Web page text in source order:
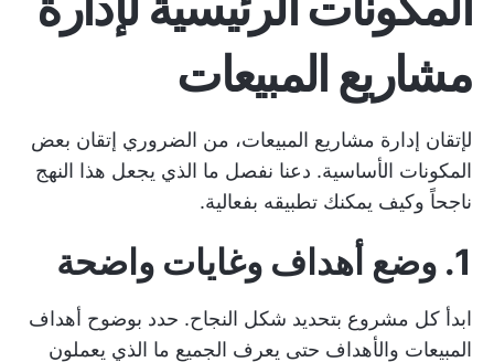
مشاريع المبيعات
لإتقان إدارة مشاريع المبيعات، من الضروري إتقان بعض
المكونات الأساسية. دعنا نفصل ما الذي يجعل هذا النهج
ناجحاً وكيف يمكنك تطبيقه بفعالية.
1. وضع أهداف وغايات واضحة
ابدأ كل مشروع بتحديد شكل النجاح. حدد بوضوح أهداف
المبيعات والأهداف حتى يعرف الجميع ما الذي يعملون